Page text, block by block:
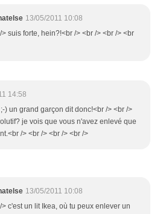
13/05/2011 10:08
> suis forte, hein?!<br /> <br /> <br /> <br
14:58
) un grand garçon dit donc!<br /> <br />
je vois que vous n'avez enlevé que
/> <br /> <br /> <br />
13/05/2011 10:08
> c'est un lit Ikea, où tu peux enlever un